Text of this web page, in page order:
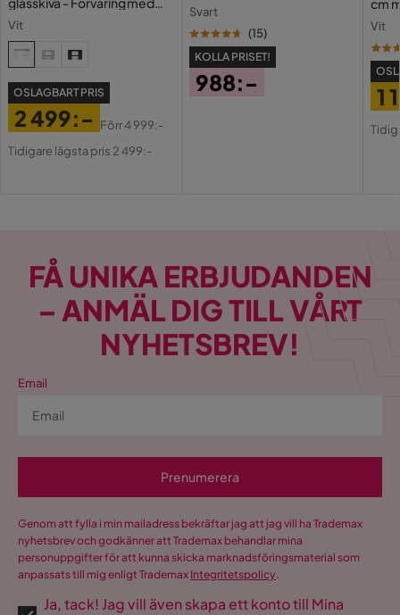
Vit
OSLAGBART PRIS
Pris
2 499:-
Original
Förr4 999:-
Tidigare lägsta pris 2 499:-
Svart
(15)
KOLLA PRISET!
988:-
cm
Vit
1
FÅ UNIKA ERBJUDANDEN
– ANMÄL DIG TILL VÅRT
NYHETSBREV!
Email
Prenumerera
Genom att fylla i min mailadress bekräftar jag att jag vill ha Trademax
nyhetsbrev och godkänner att Trademax behandlar mina
personuppgifter för att kunna skicka marknadsföringsmaterial som
anpassats till mig enligt Trademax Integritetspolicy.
Ja, tack! Jag vill även skapa ett konto till Mina